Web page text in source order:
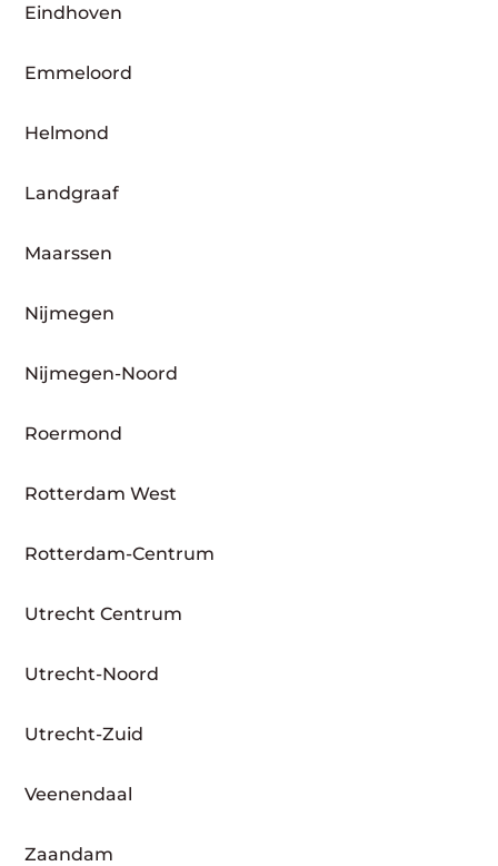
Eindhoven
Emmeloord
Helmond
Landgraaf
Maarssen
Nijmegen
Nijmegen-Noord
Roermond
Rotterdam West
Rotterdam-Centrum
Utrecht Centrum
Utrecht-Noord
Utrecht-Zuid
Veenendaal
Zaandam